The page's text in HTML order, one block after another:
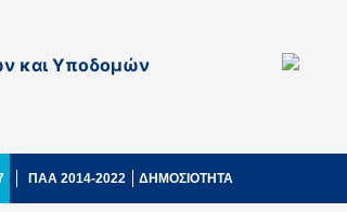
και Υποδομών
ΠΑΑ 2014-2022 ΔΗΜΟΣΙΟΤΗΤΑ